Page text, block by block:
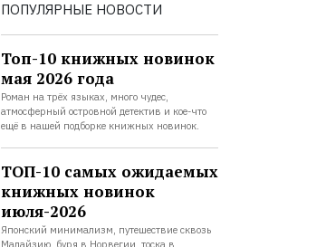
ПОПУЛЯРНЫЕ НОВОСТИ
Топ-10 книжных новинок
мая 2026 года
Роман на трёх языках, много чудес,
атмосферный островной детектив и кое-что
ещё в нашей подборке книжных новинок.
ТОП-10 самых ожидаемых
книжных новинок
июля-2026
Японский минимализм, путешествие сквозь
Малайзию, буря в Норвегии, тоска в